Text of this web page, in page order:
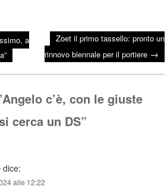
a
Zoet il primo tassello: pronto un
rinnovo biennale per il portiere →
c’è, con le giuste
cerca un DS”
dice:
alle 12:22